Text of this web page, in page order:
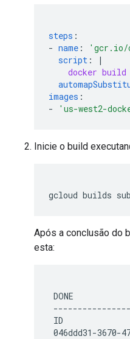
steps :
- name :
'gcr.io/
script :
|
docker build
images :
-
'us-west2-
Inicie o build
gcloud builds
Após a conclusão do
esta:
ID
046ddd31-3670-